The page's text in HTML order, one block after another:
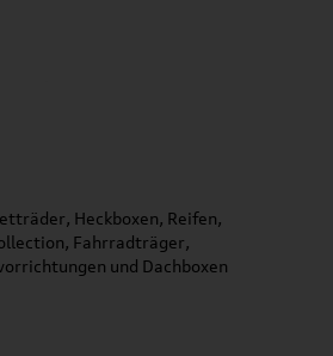
Heckboxen, Reifen,
Fahrradträger,
und Dachboxen